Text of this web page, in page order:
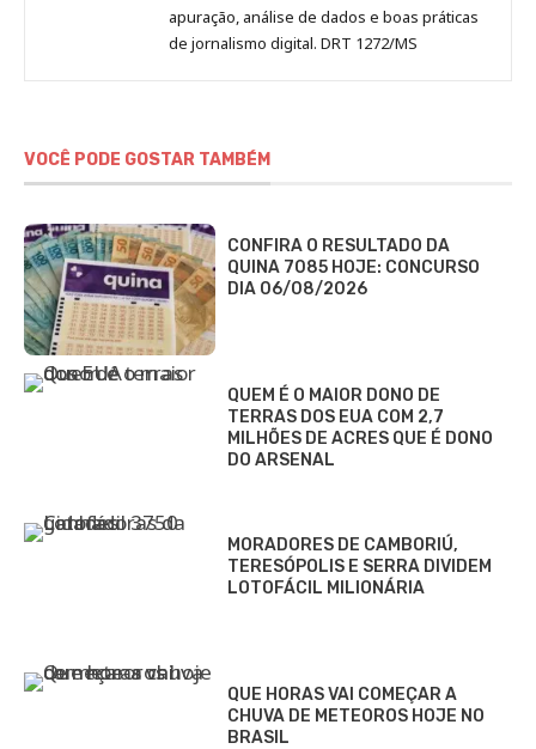
apuração, análise de dados e boas práticas
de jornalismo digital. DRT 1272/MS
VOCÊ PODE GOSTAR TAMBÉM
CONFIRA O RESULTADO DA
QUINA 7085 HOJE: CONCURSO
DIA 06/08/2026
QUEM É O MAIOR DONO DE
TERRAS DOS EUA COM 2,7
MILHÕES DE ACRES QUE É DONO
DO ARSENAL
MORADORES DE CAMBORIÚ,
TERESÓPOLIS E SERRA DIVIDEM
LOTOFÁCIL MILIONÁRIA
QUE HORAS VAI COMEÇAR A
CHUVA DE METEOROS HOJE NO
BRASIL